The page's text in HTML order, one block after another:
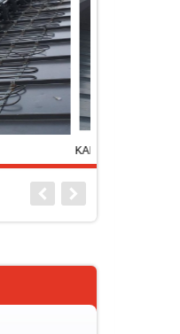
PATENTİ